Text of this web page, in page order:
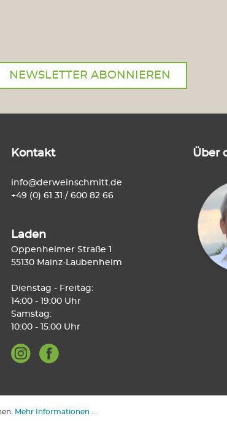
NEWSLETTER ABONNIEREN
Kontakt
info@derweinschmitt.de
+49 (0) 61 31 / 600 82 66
Laden
Oppenheimer Straße 1
55130 Mainz-Laubenheim
Dienstag - Freitag:
14:00 - 19:00 Uhr
Samstag:
10:00 - 15:00 Uhr
Über
Mehr Informationen ...